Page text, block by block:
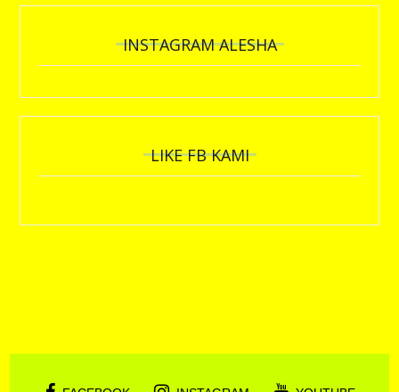
INSTAGRAM ALESHA
LIKE FB KAMI